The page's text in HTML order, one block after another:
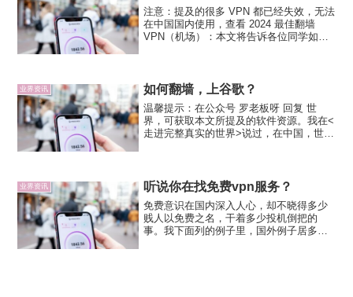
注意：提及的很多 VPN 都已经失效，无法
在中国国内使用，查看 2024 最佳翻墙
VPN（机场）：本文将告诉各位同学如何
业界资讯 如何翻墙，上谷歌？
温馨提示：在公众号 罗老板呀 回复 世
界，可获取本文所提及的软件资源。我在<
走进完整真实的世界>说过，在中国，世界
论，应该有好的坏的积...
业界资讯 听说你在找免费vpn服务？
免费意识在国内深入人心，却不晓得多少
贱人以免费之名，干着多少投机倒把的
事。我下面列的例子里，国外例子居多，